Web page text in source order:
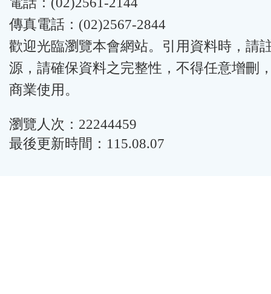
傳真電話：(02)2567-2844
歡迎光臨瀏覽本會網站。引用資料時，請
源，請確保資料之完整性，不得任意增刪
商業使用。
瀏覽人次：22244459
最後更新時間：115.08.07